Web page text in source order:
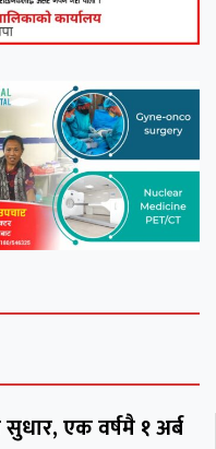
एक वर्षमै १ अर्ब